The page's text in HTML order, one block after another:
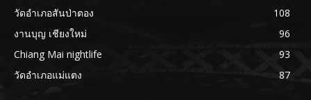
วัดอำเภอสันป่าตอง
108
งานบุญ เชียงใหม่
96
Chiang Mai nightlife
93
วัดอำเภอแม่แตง
87